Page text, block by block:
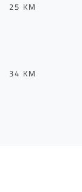
25 KM
34 KM